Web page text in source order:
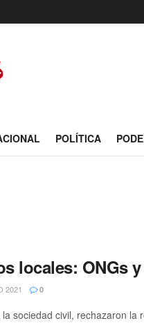
POLÍTICA
locales: ONGs
2021 0
sociedad civil, rechazaron